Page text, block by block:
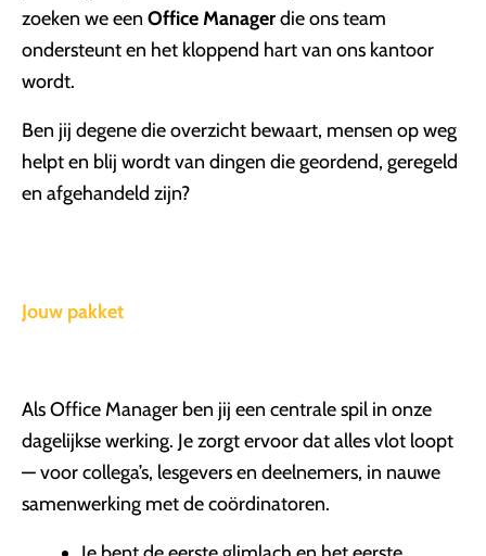
zoeken we een Office Managerdie ons team
ondersteunt en het kloppend hart van ons kantoor
wordt.
Ben jij degene die overzicht bewaart, mensen op weg
helpt en blij wordt van dingen die geordend, geregeld
en afgehandeld zijn?
Jouw pakket
Als Office Manager ben jij een centrale spil in onze
dagelijkse werking. Je zorgt ervoor dat alles vlot loopt
— voor collega’s, lesgevers en deelnemers, in nauwe
samenwerking met de coördinatoren.